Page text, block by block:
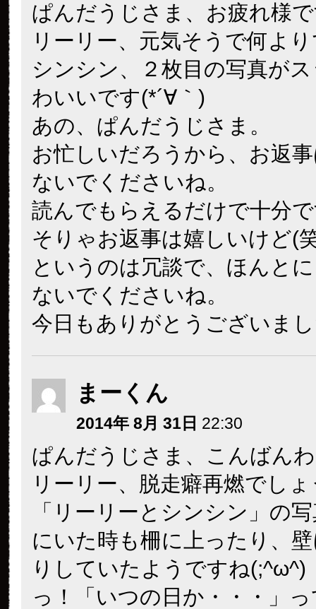
ぱんだうじさま、お疲れ様
リーリー、元気そうで何よ
シンシン、２枚目の写真が
わいいです(*´∀｀)
あの、ぱんだうじさま。
お忙しいだろうから、お返
ないでくださいね。
読んでもらえるだけで十分
そりゃお返事は嬉しいけど(
というのは冗談で、ほんと
ないでくださいね。
今日もありがとうございま
まーくん
2014年 8月 31日 22:30
ぱんだうじさま、こんばん
リーリー、脱走癖再燃でし
「リーリーとシンシン」の
にいた時も柵に上ったり、
りしていたようですね
っ！「いつの日か・・・」